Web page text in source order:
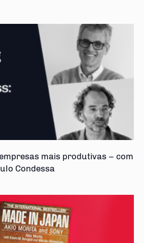
mais produtivas – com
Condessa